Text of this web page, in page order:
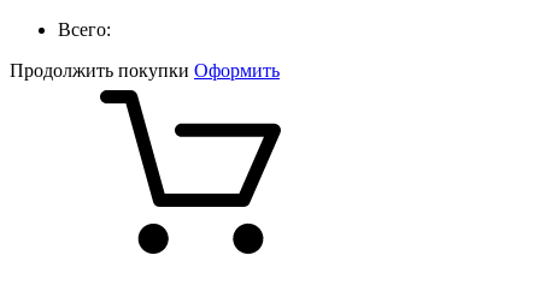
Всего:
Продолжить покупки Оформить